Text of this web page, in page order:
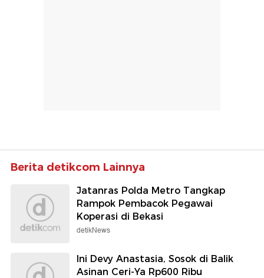
Berita detikcom Lainnya
Jatanras Polda Metro Tangkap
Rampok Pembacok Pegawai
Koperasi di Bekasi
detikNews
Ini Devy Anastasia, Sosok di Balik
Asinan Ceri-Ya Rp600 Ribu